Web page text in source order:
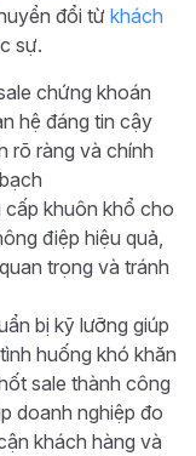
đổi từ khách
sự.
chứng khoán
hệ đáng tin cậy
rõ ràng và chính
cấp khuôn khổ cho
điệp hiệu quả,
trọng và tránh
bị kỹ lưỡng giúp
huống khó khăn
sale thành công
doanh nghiệp đo
khách hàng và